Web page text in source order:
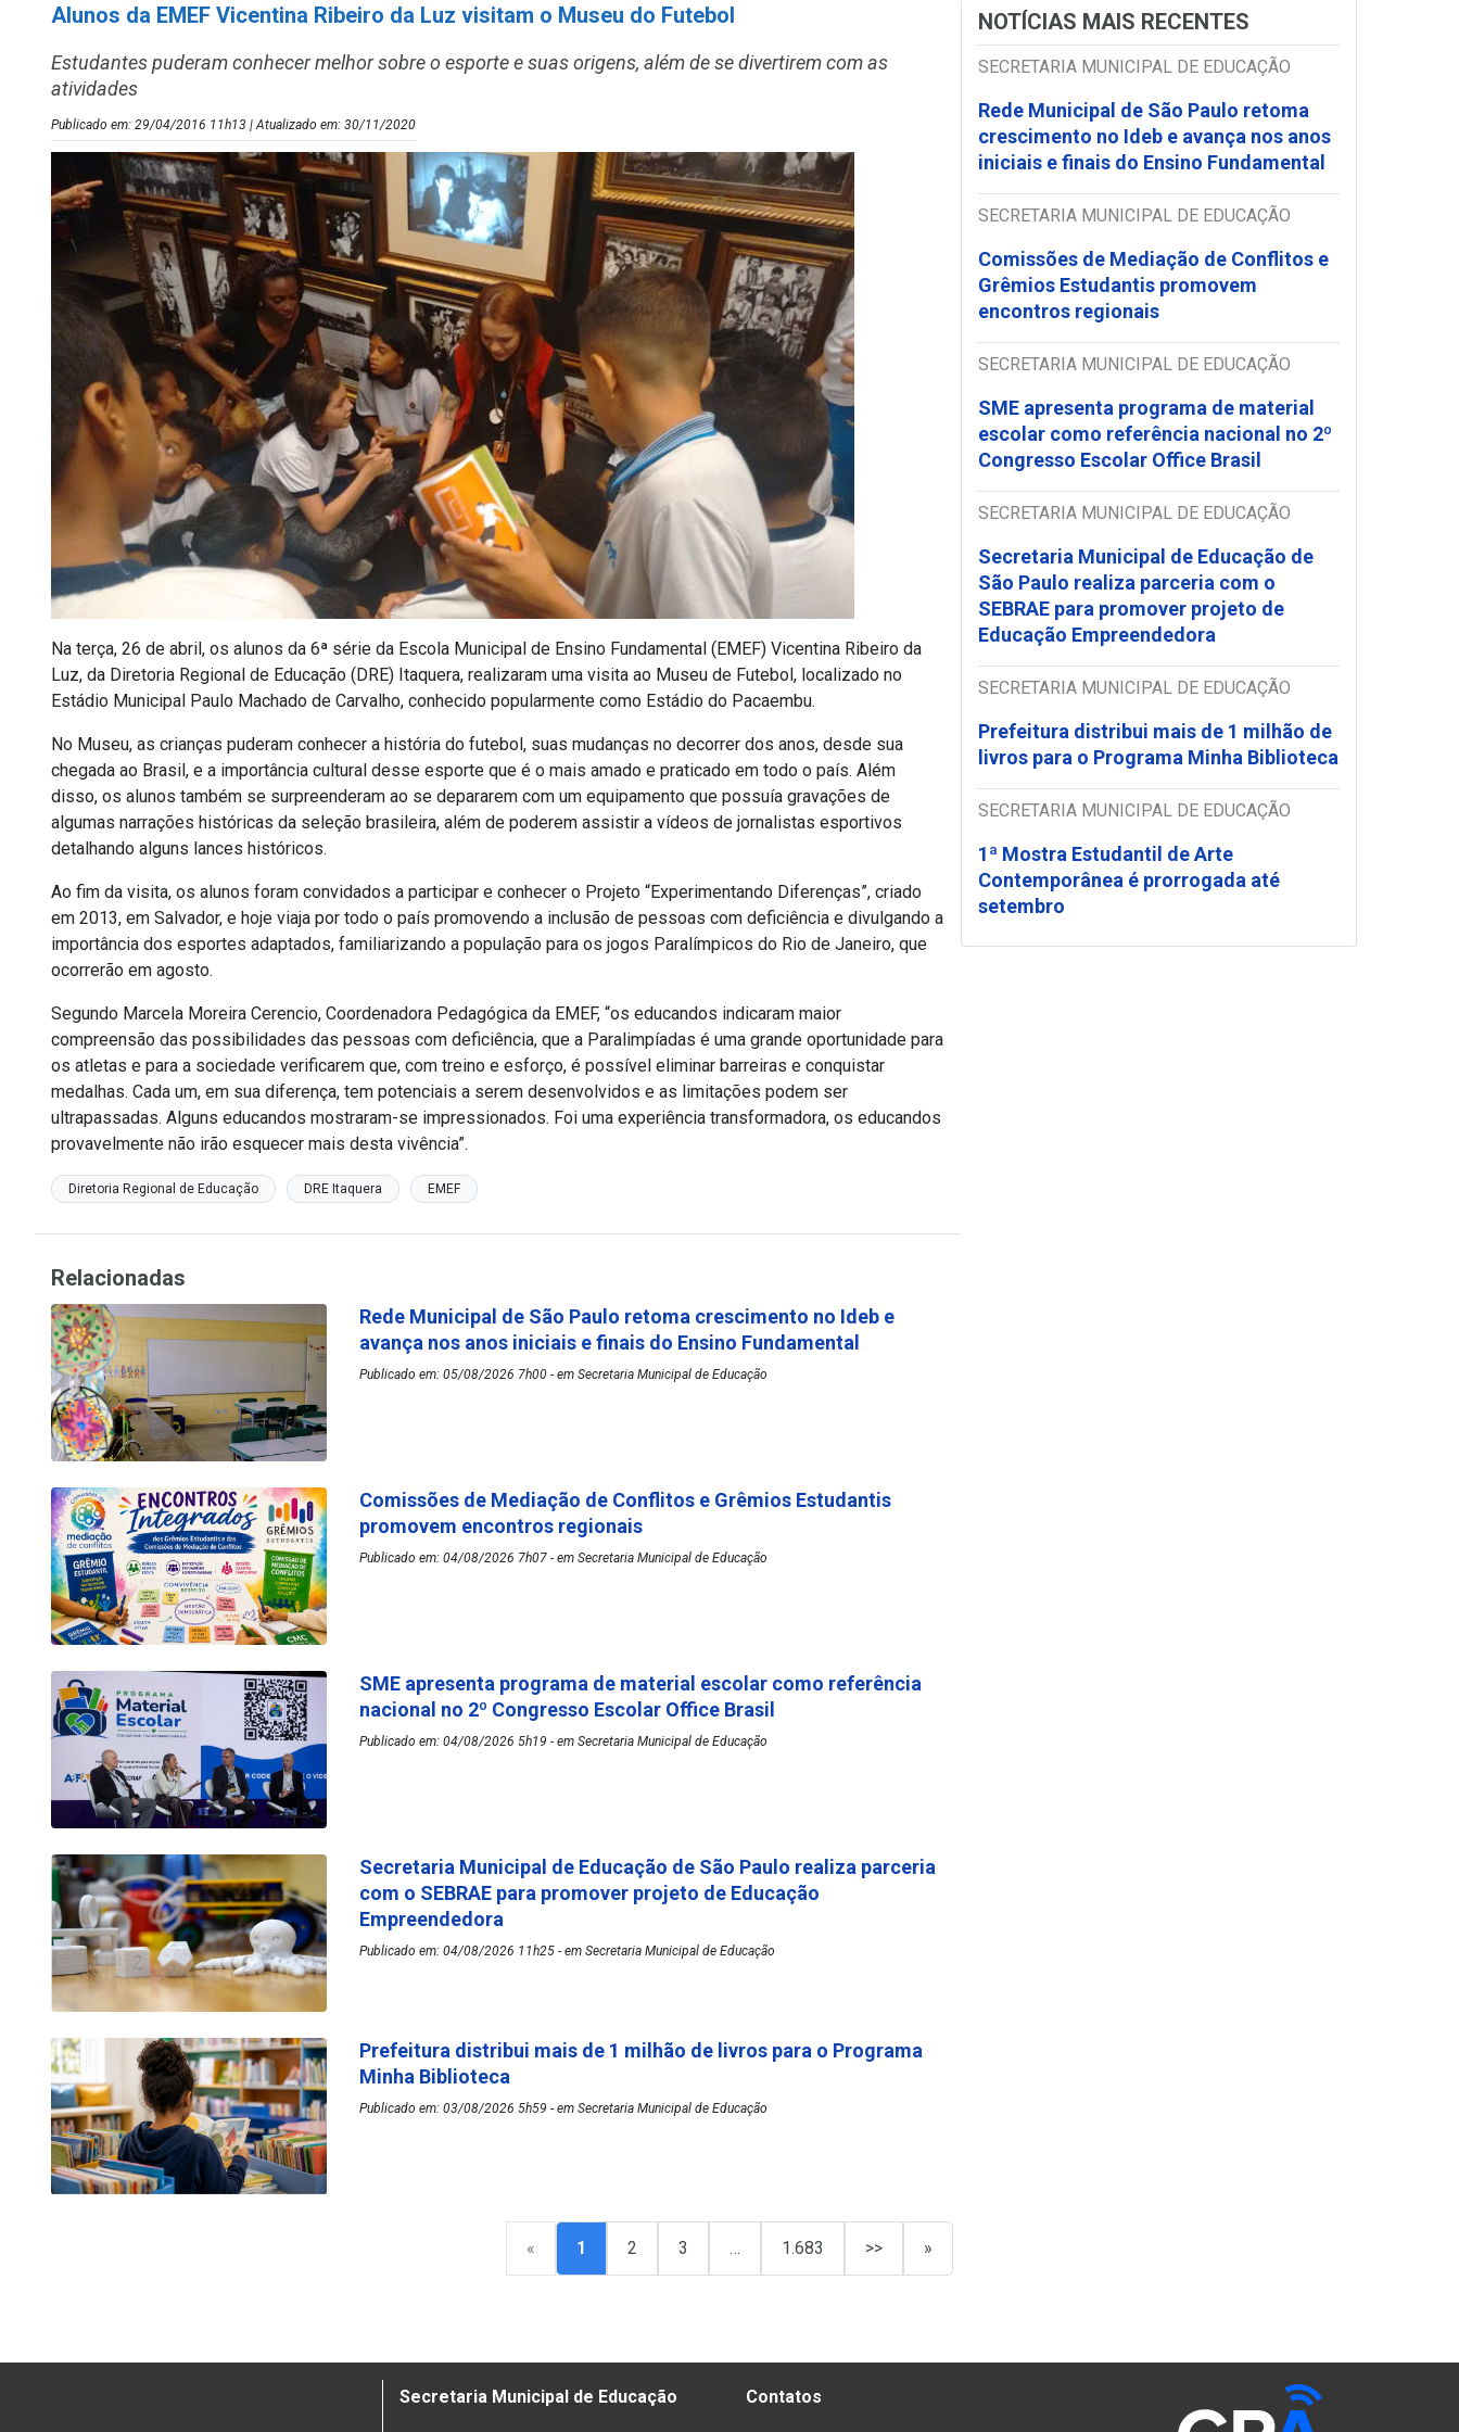
Alunos da EMEF Vicentina Ribeiro da Luz visitam o Museu do Futebol
Estudantes puderam conhecer melhor sobre o esporte e suas origens, além de se divertirem com as
atividades
Publicado em: 29/04/2016 11h13 | Atualizado em: 30/11/2020
Na terça, 26 de abril, os alunos da 6ª série da Escola Municipal de Ensino Fundamental (EMEF) Vicentina Ribeiro da
Luz, da Diretoria Regional de Educação (DRE) Itaquera, realizaram uma visita ao Museu de Futebol, localizado no
Estádio Municipal Paulo Machado de Carvalho, conhecido popularmente como Estádio do Pacaembu.
No Museu, as crianças puderam conhecer a história do futebol, suas mudanças no decorrer dos anos, desde sua
chegada ao Brasil, e a importância cultural desse esporte que é o mais amado e praticado em todo o país. Além
disso, os alunos também se surpreenderam ao se depararem com um equipamento que possuía gravações de
algumas narrações históricas da seleção brasileira, além de poderem assistir a vídeos de jornalistas esportivos
detalhando alguns lances históricos.
Ao fim da visita, os alunos foram convidados a participar e conhecer o Projeto “Experimentando Diferenças”, criado
em 2013, em Salvador, e hoje viaja por todo o país promovendo a inclusão de pessoas com deficiência e divulgando a
importância dos esportes adaptados, familiarizando a população para os jogos Paralímpicos do Rio de Janeiro, que
ocorrerão em agosto.
Segundo Marcela Moreira Cerencio, Coordenadora Pedagógica da EMEF, “os educandos indicaram maior
compreensão das possibilidades das pessoas com deficiência, que a Paralimpíadas é uma grande oportunidade para
os atletas e para a sociedade verificarem que, com treino e esforço, é possível eliminar barreiras e conquistar
medalhas. Cada um, em sua diferença, tem potenciais a serem desenvolvidos e as limitações podem ser
ultrapassadas. Alguns educandos mostraram-se impressionados. Foi uma experiência transformadora, os educandos
provavelmente não irão esquecer mais desta vivência”.
Diretoria Regional de Educação DRE Itaquera EMEF
NOTÍCIAS MAIS RECENTES
SECRETARIA MUNICIPAL DE EDUCAÇÃO
Rede Municipal de São Paulo retoma
crescimento no Ideb e avança nos anos
iniciais e finais do Ensino Fundamental
SECRETARIA MUNICIPAL DE EDUCAÇÃO
Comissões de Mediação de Conflitos e
Grêmios Estudantis promovem
encontros regionais
SECRETARIA MUNICIPAL DE EDUCAÇÃO
SME apresenta programa de material
escolar como referência nacional no 2º
Congresso Escolar Office Brasil
SECRETARIA MUNICIPAL DE EDUCAÇÃO
Secretaria Municipal de Educação de
São Paulo realiza parceria com o
SEBRAE para promover projeto de
Educação Empreendedora
SECRETARIA MUNICIPAL DE EDUCAÇÃO
Prefeitura distribui mais de 1 milhão de
livros para o Programa Minha Biblioteca
SECRETARIA MUNICIPAL DE EDUCAÇÃO
1ª Mostra Estudantil de Arte
Contemporânea é prorrogada até
setembro
Relacionadas
Rede Municipal de São Paulo retoma crescimento no Ideb e
avança nos anos iniciais e finais do Ensino Fundamental
Publicado em: 05/08/2026 7h00 - em Secretaria Municipal de Educação
Comissões de Mediação de Conflitos e Grêmios Estudantis
promovem encontros regionais
Publicado em: 04/08/2026 7h07 - em Secretaria Municipal de Educação
SME apresenta programa de material escolar como referência
nacional no 2º Congresso Escolar Office Brasil
Publicado em: 04/08/2026 5h19 - em Secretaria Municipal de Educação
Secretaria Municipal de Educação de São Paulo realiza parceria
com o SEBRAE para promover projeto de Educação
Empreendedora
Publicado em: 04/08/2026 11h25 - em Secretaria Municipal de Educação
Prefeitura distribui mais de 1 milhão de livros para o Programa
Minha Biblioteca
Publicado em: 03/08/2026 5h59 - em Secretaria Municipal de Educação
« 1 2 3 … 1.683 >> »
Secretaria Municipal de Educação Contatos